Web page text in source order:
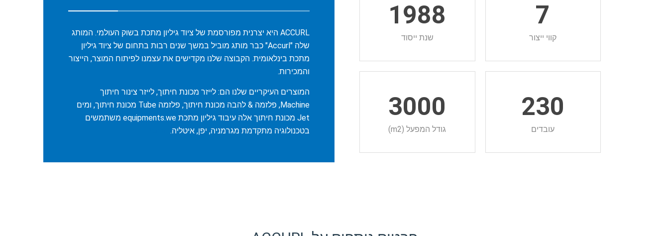
ACCURL היא יצרנית מפורסמת של ציוד גיליון מתכת בשוק העולמי. המותג
שלה "Accurl" כבר מותג מוביל במשך שנים רבות בתחום של ציוד גיליון
מתכת בינלאומית. הקבוצה שלנו מקדישים את עצמנו לפיתוח המוצר, הייצור
והמכירות.
המוצרים העיקריים שלנו הם: לייזר מכונת חיתוך, לייזר צינור חיתוך
Machine, פלזמה & להבה מכונת חיתוך, פלזמה Tube מכונת חיתוך, ומים
Jet מכונת חיתוך אלה עיבוד גיליון מתכת equipments.we משתמשים
בטכנולוגיה מתקדמת מגרמניה, יפן, איטליה.
1988
שנת ייסוד
7
קווי ייצור
3000
גודל המפעל (m2)
230
עובדים